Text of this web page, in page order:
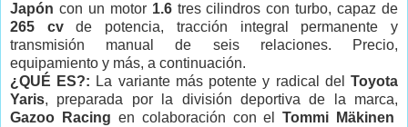
Japón con un motor 1.6tres cilindros con turbo, capaz de
265 cvde potencia, tracción integral permanente y
transmisión manual de seis relaciones. Precio,
equipamiento y más, a continuación.
¿QUÉ ES?: La variante más potente y radical delToyota
Yaris, preparada por la división deportiva de la marca,
Gazoo Racing en colaboración con elTommi Mäkinen